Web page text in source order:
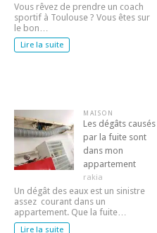
Vous rêvez de prendre un coach
sportif à Toulouse ? Vous êtes sur
le bon…
Lire la suite
MAISON
Les dégâts causés
par la fuite sont
dans mon
appartement
rakia
Un dégât des eaux est un sinistre
assez courant dans un
appartement. Que la fuite…
Lire la suite